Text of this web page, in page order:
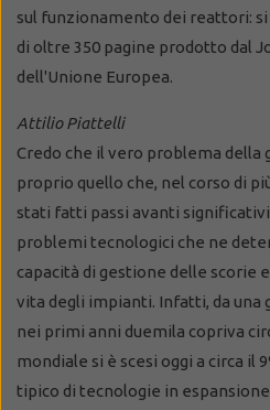
sul funzionamento dei reattori:
di oltre 350 pagine prodotto dal
dell'Unione Europea.
Attilio Piattelli
Credo che il vero problema della
proprio quello che, nel corso di
stati fatti passi avanti
problemi tecnologici che ne
capacità di gestione delle scorie
vita degli impianti. Infatti, da
nei primi anni duemila copriva
mondiale si è scesi oggi a circa il
tipico di tecnologie in